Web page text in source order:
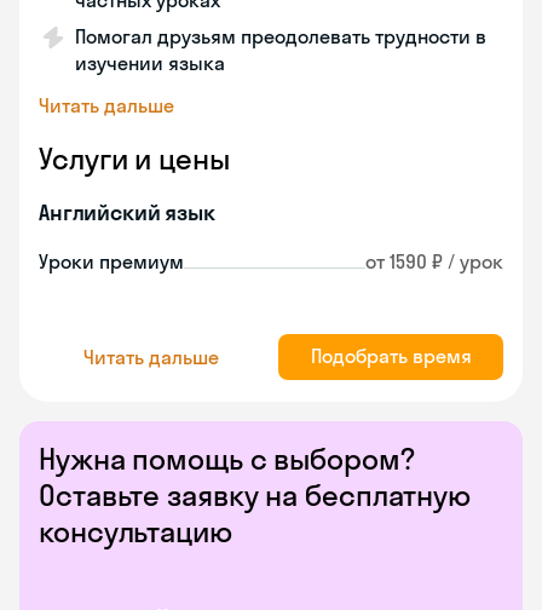
Нужна помощь с выбором?
Оставьте заявку на бесплатную
консультацию
Помогал друзьям преодолевать трудности в
изучении языка
Читать дальше
Услуги и цены
Английский язык
Уроки премиум от 1590 ₽ / урок
Читать дальше Подобрать время